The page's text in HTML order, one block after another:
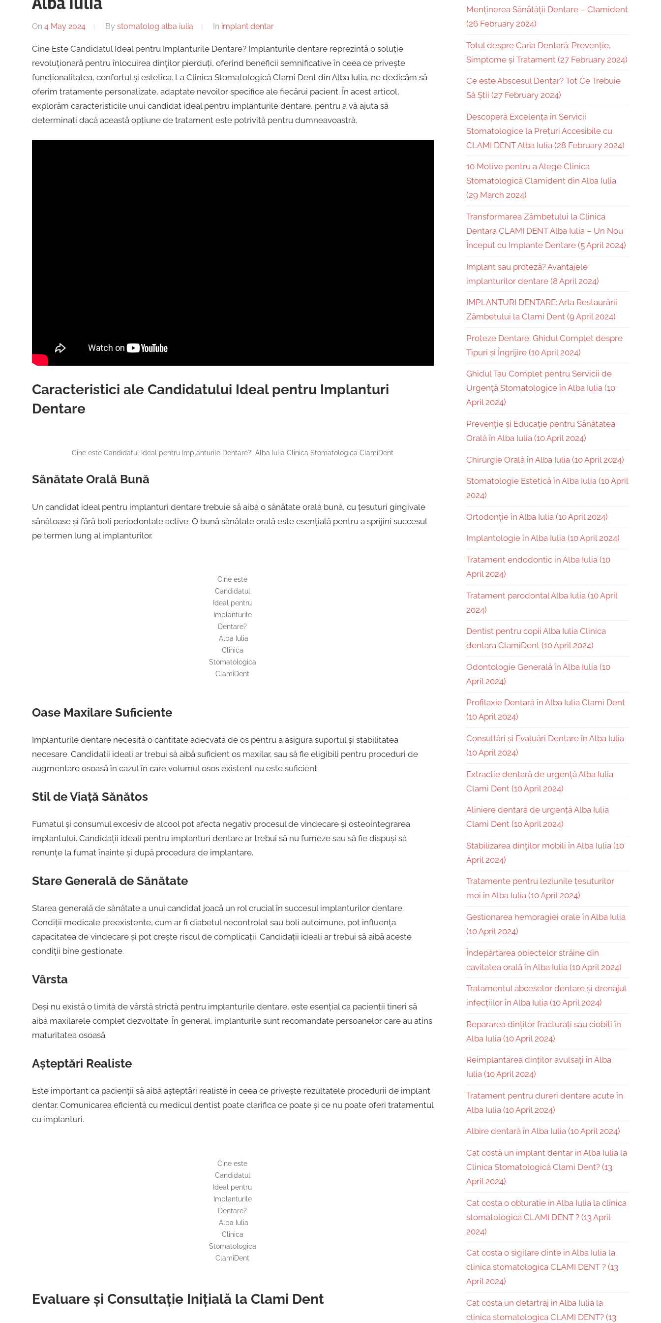
On 4 May 2024 By stomatolog alba iulia In implant dentar
Cine Este Candidatul Ideal pentru Implanturile Dentare? Implanturile dentare reprezintă o soluție
revoluționară pentru înlocuirea dinților pierduți, oferind beneficii semnificative în ceea ce privește
funcționalitatea, confortul și estetica. La Clinica Stomatologică Clami Dent din Alba Iulia, ne dedicăm să
oferim tratamente personalizate, adaptate nevoilor specifice ale fiecărui pacient. În acest articol,
explorăm caracteristicile unui candidat ideal pentru implanturile dentare, pentru a vă ajuta să
determinați dacă această opțiune de tratament este potrivită pentru dumneavoastră.
Caracteristici ale Candidatului Ideal pentru Implanturi
Dentare
Cine este Candidatul Ideal pentru Implanturile Dentare? Alba Iulia Clinica Stomatologica ClamiDent
Sănătate Orală Bună
Un candidat ideal pentru implanturi dentare trebuie să aibă o sănătate orală bună, cu țesuturi gingivale
sănătoase și fără boli periodontale active. O bună sănătate orală este esențială pentru a sprijini succesul
pe termen lung al implanturilor.
Cine este
Candidatul
Ideal pentru
Implanturile
Dentare?
Alba Iulia
Clinica
Stomatologica
ClamiDent
Oase Maxilare Suficiente
Implanturile dentare necesită o cantitate adecvată de os pentru a asigura suportul și stabilitatea
necesare. Candidații ideali ar trebui să aibă suficient os maxilar, sau să fie eligibili pentru proceduri de
augmentare osoasă în cazul în care volumul osos existent nu este suficient.
Stil de Viață Sănătos
Fumatul și consumul excesiv de alcool pot afecta negativ procesul de vindecare și osteointegrarea
implantului. Candidații ideali pentru implanturi dentare ar trebui să nu fumeze sau să fie dispuși să
renunțe la fumat înainte și după procedura de implantare.
Stare Generală de Sănătate
Starea generală de sănătate a unui candidat joacă un rol crucial în succesul implanturilor dentare.
Condiții medicale preexistente, cum ar fi diabetul necontrolat sau boli autoimune, pot influența
capacitatea de vindecare și pot crește riscul de complicații. Candidații ideali ar trebui să aibă aceste
condiții bine gestionate.
Vârsta
Deși nu există o limită de vârstă strictă pentru implanturile dentare, este esențial ca pacienții tineri să
aibă maxilarele complet dezvoltate. În general, implanturile sunt recomandate persoanelor care au atins
maturitatea osoasă.
Așteptări Realiste
Este important ca pacienții să aibă așteptări realiste în ceea ce privește rezultatele procedurii de implant
dentar. Comunicarea eficientă cu medicul dentist poate clarifica ce poate și ce nu poate oferi tratamentul
cu implanturi.
Cine este
Candidatul
Ideal pentru
Implanturile
Dentare?
Alba Iulia
Clinica
Stomatologica
ClamiDent
Evaluare și Consultație Inițială la Clami Dent
Menținerea Sănătății Dentare – Clamident
(26 February 2024)
Totul despre Caria Dentară: Prevenție,
Simptome și Tratament (27 February 2024)
Ce este Abscesul Dentar? Tot Ce Trebuie
Să Știi (27 February 2024)
Descoperă Excelența în Servicii
Stomatologice la Prețuri Accesibile cu
CLAMI DENT Alba Iulia (28 February 2024)
10 Motive pentru a Alege Clinica
Stomatologică Clamident din Alba Iulia
(29 March 2024)
Transformarea Zâmbetului la Clinica
Dentara CLAMI DENT Alba Iulia – Un Nou
Început cu Implante Dentare (5 April 2024)
Implant sau proteză? Avantajele
implanturilor dentare (8 April 2024)
IMPLANTURI DENTARE: Arta Restaurării
Zâmbetului la Clami Dent (9 April 2024)
Proteze Dentare: Ghidul Complet despre
Tipuri și Îngrijire (10 April 2024)
Ghidul Tau Complet pentru Servicii de
Urgență Stomatologice în Alba Iulia (10
April 2024)
Prevenție și Educație pentru Sănătatea
Orală în Alba Iulia (10 April 2024)
Chirurgie Orală în Alba Iulia (10 April 2024)
Stomatologie Estetică în Alba Iulia (10 April
2024)
Ortodonție în Alba Iulia (10 April 2024)
Implantologie în Alba Iulia (10 April 2024)
Tratament endodontic in Alba Iulia (10
April 2024)
Tratament parodontal Alba Iulia (10 April
2024)
Dentist pentru copii Alba Iulia Clinica
dentara ClamiDent (10 April 2024)
Odontologie Generală în Alba Iulia (10
April 2024)
Profilaxie Dentară în Alba Iulia Clami Dent
(10 April 2024)
Consultări și Evaluări Dentare în Alba Iulia
(10 April 2024)
Extracție dentară de urgență Alba Iulia
Clami Dent (10 April 2024)
Aliniere dentară de urgență Alba Iulia
Clami Dent (10 April 2024)
Stabilizarea dinților mobili în Alba Iulia (10
April 2024)
Tratamente pentru leziunile țesuturilor
moi în Alba Iulia (10 April 2024)
Gestionarea hemoragiei orale în Alba Iulia
(10 April 2024)
Îndepărtarea obiectelor străine din
cavitatea orală în Alba Iulia (10 April 2024)
Tratamentul abceselor dentare și drenajul
infecțiilor în Alba Iulia (10 April 2024)
Repararea dinților fracturați sau ciobiți în
Alba Iulia (10 April 2024)
Reimplantarea dinților avulsați în Alba
Iulia (10 April 2024)
Tratament pentru dureri dentare acute în
Alba Iulia (10 April 2024)
Albire dentară în Alba Iulia (10 April 2024)
Cat costă un implant dentar in Alba Iulia la
Clinica Stomatologică Clami Dent? (13
April 2024)
Cat costa o obturatie in Alba Iulia la clinica
stomatologica CLAMI DENT ? (13 April
2024)
Cat costa o sigilare dinte in Alba Iulia la
clinica stomatologica CLAMI DENT ? (13
April 2024)
Cat costa un detartraj in Alba Iulia la
clinica stomatologica CLAMI DENT? (13